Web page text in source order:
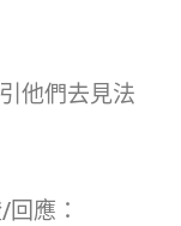
他們去見法
應：